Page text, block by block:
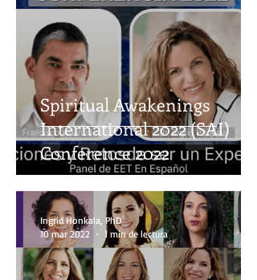
Spiritual Awakenings
International 2022 (SAI)
Conference 2022
Ingrid Honkala, PhD
10 mar 2022
1 min de lectura